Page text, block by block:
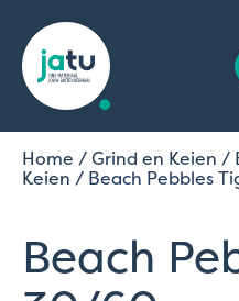
Home /Grind en Keien /
Keien / Beach Pebbles
Beach